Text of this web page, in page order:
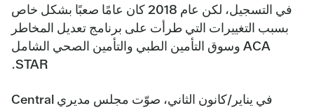
في التسجيل، لكن عام 2018 كان عامًا صعبًا بشكل خاص
بسبب التغييرات التي طرأت على برنامج تعديل المخاطر
ACA وسوق التأمين الطبي والتأمين الصحي الشامل
STAR.
في يناير/كانون الثاني، صوّت مجلس مديري Central